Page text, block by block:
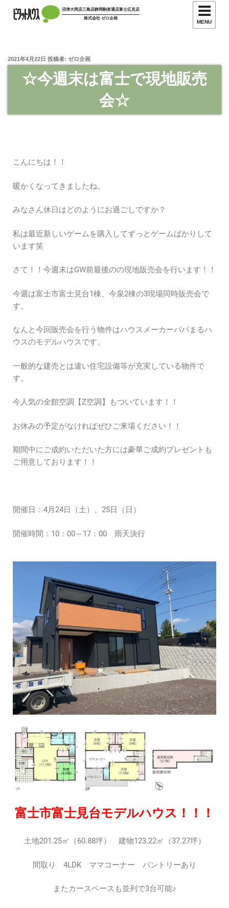
沼津大岡店三島店静岡駒形通店富士広見店
株式会社 ゼロ企画
MENU
2021年4月22日 投稿者: ゼロ企画
☆今週末は富士で現地販売
会☆
こんにちは！！
暖かくなってきましたね。
みなさん休日はどのようにお過ごしですか？
私は最近新しいゲームを購入してずっとゲームばかりして
います笑
さて！！今週末はGW前最後のの現地販売会を行います！！
今週は富士市富士見台1棟、今泉2棟の3現場同時販売会で
す。
なんと今回販売会を行う物件はハウスメーカーパパまるハ
ウスのモデルハウスです。
一般的な建売とは違い住宅設備等が充実している物件で
す。
今人気の全館空調【Z空調】もついています！！
お休みの予定がなければぜひご来場ください！！
期間中にご成約いただいた方には豪華ご成約プレゼントも
ご用意しております！！
開催日：4月24日（土）、25日（日）
開催時間：10：00～17：00 雨天決行
富士市富士見台モデルハウス！！！
土地201.25㎡（60.88坪） 建物123.22㎡（37.27坪）
間取り 4LDK ママコーナー パントリーあり
またカースペースも並列で3台可能♪